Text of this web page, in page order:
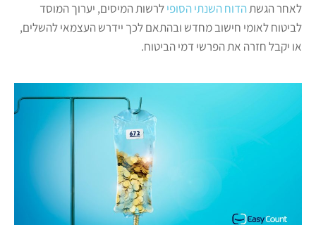
לאחר הגשתהדוח השנתי הסופילרשות המיסים, יערוך המוסד
לביטוח לאומי חישוב מחדש ובהתאם לכך יידרש העצמאי להשלים,
או יקבל חזרה את הפרשי דמי הביטוח.